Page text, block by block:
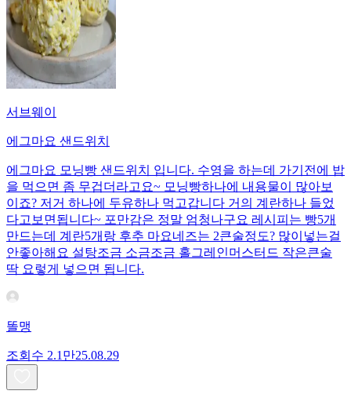
서브웨이
에그마요 샌드위치
에그마요 모닝빵 샌드위치 입니다. 수영을 하는데 가기전에 밥
을 먹으면 좀 무겁더라고요~ 모닝빵하나에 내용물이 많아보
이죠? 저거 하나에 두유하나 먹고갑니다 거의 계란하나 들었
다고보면됩니다~ 포만감은 정말 엄청나구요 레시피는 빵5개
만드는데 계란5개랑 후추 마요네즈는 2큰술정도? 많이넣는걸
안좋아해요 설탕조금 소금조금 홀그레인머스터드 작은큰술
딱 요렇게 넣으면 됩니다.
똘맹
조회수 2.1만25.08.29